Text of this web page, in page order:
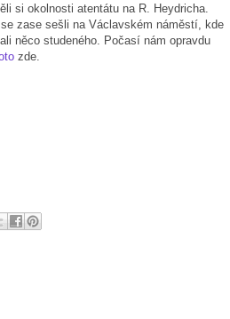
si okolnosti atentátu na R. Heydricha.
zase sešli na Václavském náměstí, kde
něco studeného. Počasí nám opravdu
zde.